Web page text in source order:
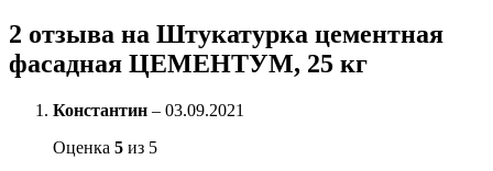
2 отзыва на Штукатурка цементная
фасадная ЦЕМЕНТУМ, 25 кг
Константин – 03.09.2021
Оценка 5 из 5